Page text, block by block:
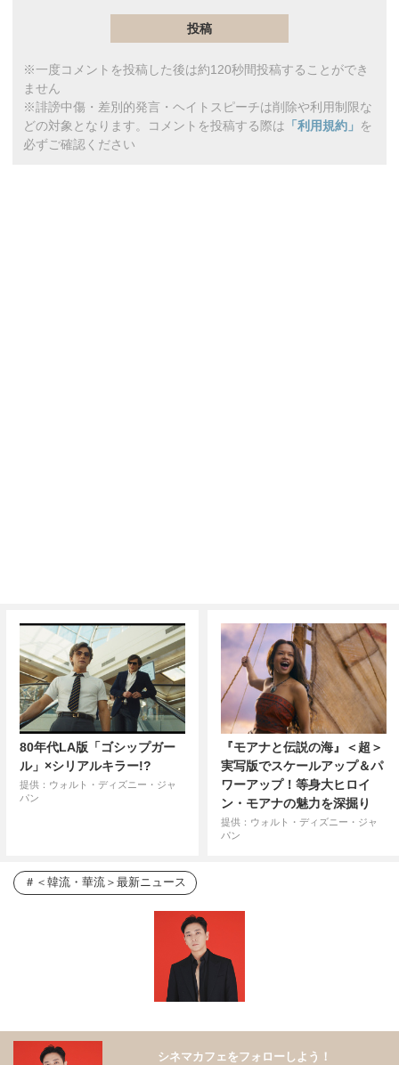
※一度コメントを投稿した後は約120秒間投稿することができ
ません
※誹謗中傷・差別的発言・ヘイトスピーチは削除や利用制限な
どの対象となります。コメントを投稿する際は 「利用規約」 を
必ずご確認ください
80年代LA版「ゴシップガー
ル」×シリアルキラー!?
提供：ウォルト・ディズニー・ジャ
パン
『モアナと伝説の海』＜超＞
実写版でスケールアップ＆パ
ワーアップ！等身大ヒロイ
ン・モアナの魅力を深掘り
提供：ウォルト・ディズニー・ジャ
パン
＜韓流・華流＞最新ニュース
シネマカフェをフォローしよう！